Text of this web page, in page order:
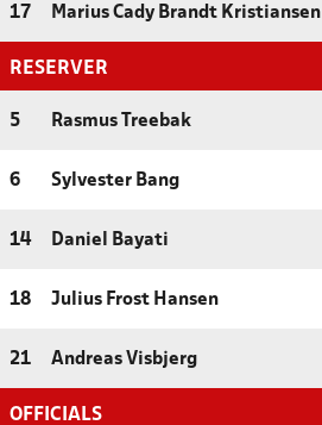
17 Marius Cady Brandt Kristiansen
RESERVER
5 Rasmus Treebak
6 Sylvester Bang
14 Daniel Bayati
18 Julius Frost Hansen
21 Andreas Visbjerg
OFFICIALS